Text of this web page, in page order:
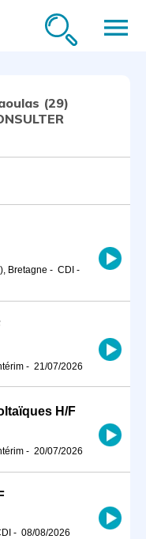
menu
(29)
Bretagne - CDI -
- 21/07/2026
H/F
- 20/07/2026
- 08/08/2026